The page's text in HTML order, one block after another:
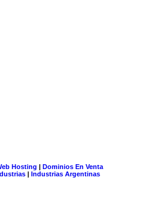
Hosting | Dominios En Venta
| Industrias Argentinas